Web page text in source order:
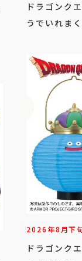
ドラゴンク
うでいれま
2026年8月下
ドラゴンク